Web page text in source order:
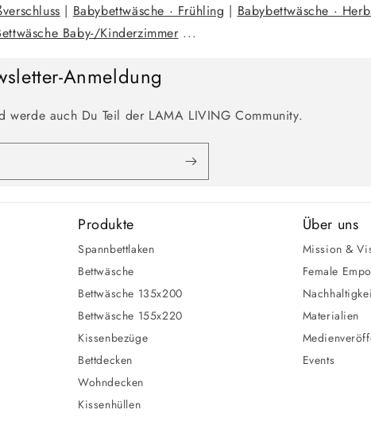
| Babybettwäsche · Frühling | Babybettwäsche ·
Baby-/Kinderzimmer...
Anmeldung
werde auch Du Teil der LAMA LIVING Community.
Produkte
Spannbettlaken
Bettwäsche
Bettwäsche 135x200
Bettwäsche 155x220
Kissenbezüge
Bettdecken
Wohndecken
Kissenhüllen
Über uns
Mission &
Female
Materialien
Events